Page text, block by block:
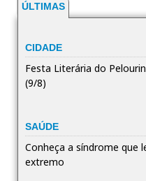
ÚLTIMAS
CIDADE
Festa Literária do
(9/8)
SAÚDE
Conheça a síndrome que
extremo